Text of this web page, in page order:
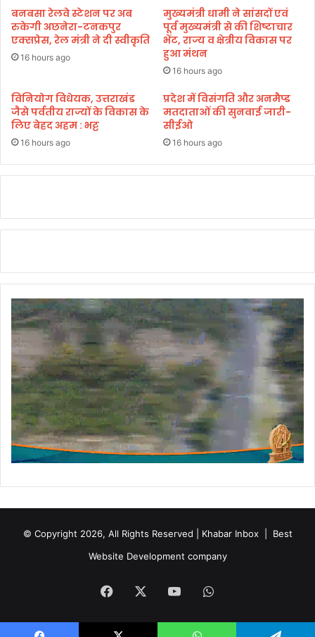
या
त्रा
औ
भ
का
र्य
प्र
वि
की
का
न
को
ले
क
या
रि
यां
ते
प्रै
हो
मॉ
क
ड्रि
ल
,
बनबसा रेलवे स्टेशन पर अब
रुकेगी अछनेरा-टनकपुर
एक्सप्रेस, रेल मंत्री ने दी स्वीकृति
16 hours ago
मुख्यमंत्री धामी ने सांसदों एवं
पूर्व मुख्यमंत्री से की शिष्टाचार
भेंट, राज्य व क्षेत्रीय विकास पर
हुआ मंथन
16 hours ago
विनियोग विधेयक, उत्तराखंड
जैसे पर्वतीय राज्यों के विकास के
लिए बेहद अहम : भट्ट
16 hours ago
प्रदेश में विसंगति और अनमैप्ड
मतदाताओं की सुनवाई जारी-
सीईओ
16 hours ago
© Copyright 2026, All Rights Reserved | Khabar Inbox | Best
Website Development company
Facebook YouTubeWhatsApp